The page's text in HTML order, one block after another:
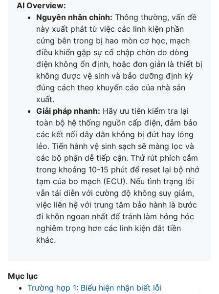
AI Overview:
Nguyên nhân chính: Thông thường, vấn đề
này xuất phát từ việc các linh kiện phần
cứng bên trong bị hao mòn cơ học, mạch
điều khiển gặp sự cố chập chờn do dòng
điện không ổn định, hoặc đơn giản là thiết bị
không được vệ sinh và bảo dưỡng định kỳ
đúng cách theo khuyến cáo của nhà sản
xuất.
Giải pháp nhanh: Hãy ưu tiên kiểm tra lại
toàn bộ hệ thống nguồn cấp điện, đảm bảo
các kết nối dây dẫn không bị đứt hay lỏng
lẻo. Tiến hành vệ sinh sạch sẽ màng lọc và
các bộ phận dễ tiếp cận. Thử rút phích cắm
trong khoảng 10-15 phút để reset lại bộ nhớ
tạm của bo mạch (ECU). Nếu tình trạng lỗi
vẫn tái diễn với cường độ không suy giảm,
việc liên hệ với trung tâm bảo hành là bước
đi khôn ngoan nhất để tránh làm hỏng hóc
nghiêm trọng hơn các linh kiện đắt tiền
khác.
Mục lục
Trường hợp 1: Biểu hiện nhận biết lỗi